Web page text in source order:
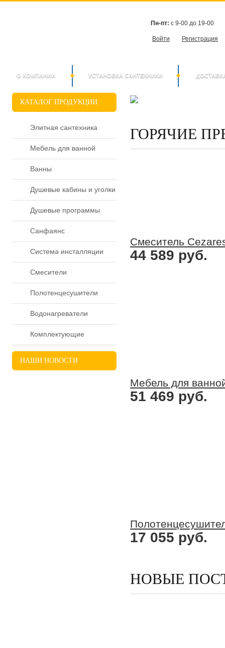
Пн-пт: с 9-00 до 19-00
Войти Регистрация
О КОМПАНИИ УСТАНОВКА САНТЕХНИКИ
КАТАЛОГ ПРОДУКЦИИ
Элитная сантехника
Мебель для ванной
Ванны
Душевые кабины и уголки
Душевые программы
Санфаянс
Система инсталляции
Смесители
Полотенцесушители
Водонагреватели
Комплектующие
НАШИ НОВОСТИ
ГОРЯЧИЕ
Смеситель
44 589 руб.
Мебель для
51 469 руб.
17 055 руб.
НОВЫЕ